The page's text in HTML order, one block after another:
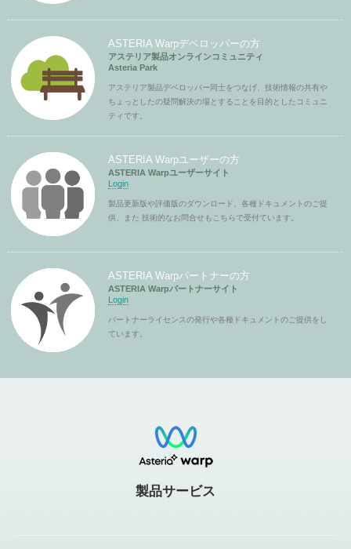
ASTERIA Warpデベロッパーの方
アステリア製品オンラインコミュニティ
Asteria Park
アステリア製品デベロッパー同士をつなげ、技術情報の共有や
ちょっとしたの疑問解決の場とすることを目的としたコミュニ
ティです。
ASTERIA Warpユーザーの方
ASTERIA Warpユーザーサイト
Login
製品更新版や評価版のダウンロード、各種ドキュメントのご提
供、また 技術的なお問合せもこちらで受付ています。
ASTERIA Warpパートナーの方
ASTERIA Warpパートナーサイト
Login
パートナーライセンスの発行や各種ドキュメントのご提供をし
ています。
製品サービス